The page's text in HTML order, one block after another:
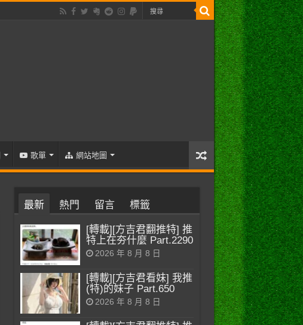
歌單 網站地圖
最新 熱門 留言 標籤
[轉載][方吉君翻推特] 推
特上在夯什麼 Part.2290
2026 年 8 月 8 日
[轉載][方吉君看妹] 我推
(特)的妹子 Part.650
2026 年 8 月 8 日